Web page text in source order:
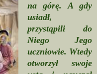
na górę. A gdy
usiadł,
przystąpili do
Niego Jego
uczniowie. Wtedy
otworzył swoje